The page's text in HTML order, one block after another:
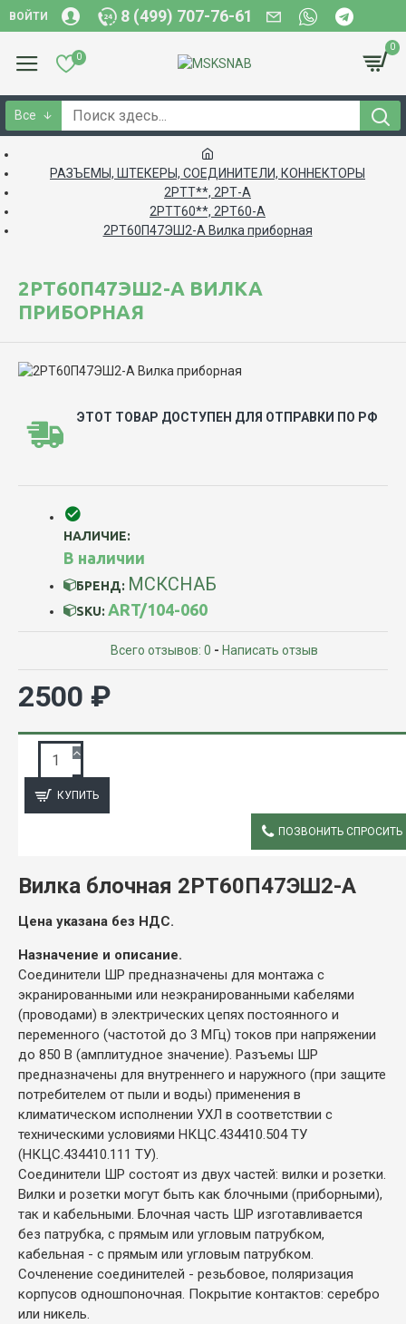
ВОЙТИ 8 (499) 707-76-61
0
0
Все
РАЗЪЕМЫ, ШТЕКЕРЫ, СОЕДИНИТЕЛИ, КОННЕКТОРЫ
2РТТ**, 2РТ-А
2РТТ60**, 2РТ60-А
2РТ60П47ЭШ2-А Вилка приборная
2РТ60П47ЭШ2-А ВИЛКА
ПРИБОРНАЯ
ЭТОТ ТОВАР ДОСТУПЕН ДЛЯ ОТПРАВКИ ПО РФ
НАЛИЧИЕ:
В наличии
БРЕНД: МСКСНАБ
SKU: ART/104-060
Всего отзывов: 0 - Написать отзыв
2500 ₽
КУПИТЬ
ПОЗВОНИТЬ СПРОСИТЬ
Вилка блочная 2РТ60П47ЭШ2-А
Цена указана без НДС.
Назначение и описание.
Соединители ШР предназначены для монтажа с
экранированными или неэкранированными кабелями
(проводами) в электрических цепях постоянного и
переменного (частотой до 3 МГц) токов при напряжении
до 850 В (амплитудное значение). Разъемы ШР
предназначены для внутреннего и наружного (при защите
потребителем от пыли и воды) применения в
климатическом исполнении УХЛ в соответствии с
техническими условиями НКЦС.434410.504 ТУ
(НКЦС.434410.111 ТУ).
Соединители ШР состоят из двух частей: вилки и розетки.
Вилки и розетки могут быть как блочными (приборными),
так и кабельными. Блочная часть ШР изготавливается
без патрубка, с прямым или угловым патрубком,
кабельная - с прямым или угловым патрубком.
Сочленение соединителей - резьбовое, поляризация
корпусов одношпоночная. Покрытие контактов: серебро
или никель.